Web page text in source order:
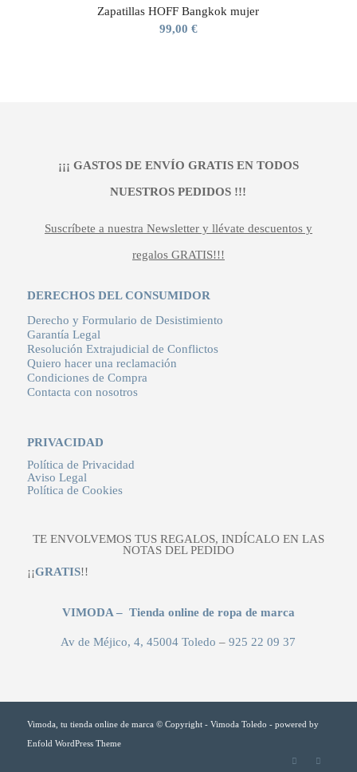
Zapatillas HOFF Bangkok mujer
99,00 €
¡¡¡ GASTOS DE ENVÍO GRATIS EN TODOS
NUESTROS PEDIDOS !!!
Suscríbete a nuestra Newsletter y llévate descuentos y
regalos GRATIS!!!
DERECHOS DEL CONSUMIDOR
Derecho y Formulario de Desistimiento
Garantía Legal
Resolución Extrajudicial de Conflictos
Quiero hacer una reclamación
Condiciones de Compra
Contacta con nosotros
PRIVACIDAD
Política de Privacidad
Aviso Legal
Política de Cookies
TE ENVOLVEMOS TUS REGALOS, INDÍCALO EN LAS
NOTAS DEL PEDIDO
¡¡GRATIS!!
VIMODA – Tienda online de ropa de marca
Av de Méjico, 4, 45004 Toledo –925 22 09 37
Vimoda, tu tienda online de marca © Copyright - Vimoda Toledo - powered by
Enfold WordPress Theme